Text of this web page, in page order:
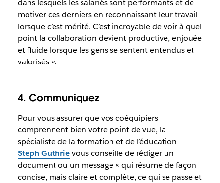
dans lesquels les salariés sont performants et de
motiver ces derniers en reconnaissant leur travail
lorsque c’est mérité. C’est incroyable de voir à quel
point la collaboration devient productive, enjouée
et fluide lorsque les gens se sentent entendus et
valorisés ».
4. Communiquez
Pour vous assurer que vos coéquipiers
comprennent bien votre point de vue, la
spécialiste de la formation et de l’éducation
Steph Guthrievous conseille de rédiger un
document ou un message « qui résume de façon
concise, mais claire et complète, ce qui se passe et